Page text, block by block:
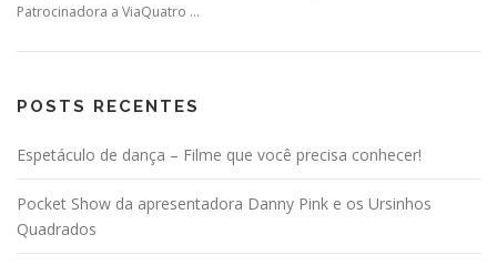
Patrocinadora a ViaQuatro …
POSTS RECENTES
Espetáculo de dança – Filme que você precisa conhecer!
Pocket Show da apresentadora Danny Pink e os Ursinhos
Quadrados